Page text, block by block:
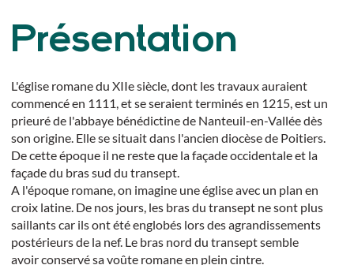
Présentation
L'église romane du XIIe siècle, dont les travaux auraient
commencé en 1111, et se seraient terminés en 1215, est un
prieuré de l'abbaye bénédictine de Nanteuil-en-Vallée dès
son origine. Elle se situait dans l'ancien diocèse de Poitiers.
De cette époque il ne reste que la façade occidentale et la
façade du bras sud du transept.
A l'époque romane, on imagine une église avec un plan en
croix latine. De nos jours, les bras du transept ne sont plus
saillants car ils ont été englobés lors des agrandissements
postérieurs de la nef. Le bras nord du transept semble
avoir conservé sa voûte romane en plein cintre.